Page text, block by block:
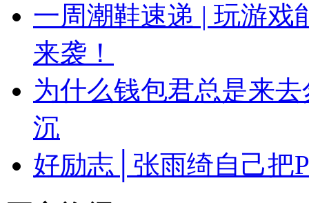
一周潮鞋速递 | 玩游戏
来袭！
为什么钱包君总是来
沉
好励志│张雨绮自己